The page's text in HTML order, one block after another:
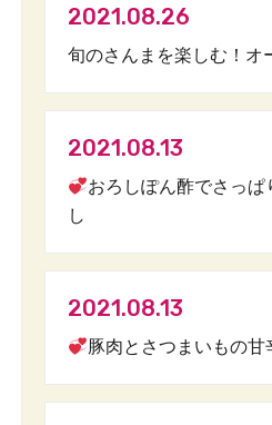
2021.08.26
旬のさんまを楽しむ！オ
2021.08.13
おろしぽん酢でさっぱ
し
2021.08.13
豚肉とさつまいもの甘